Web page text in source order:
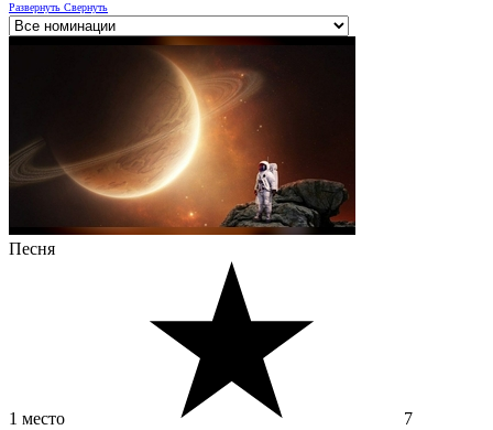
Развернуть Свернуть
Песня
1 место 7